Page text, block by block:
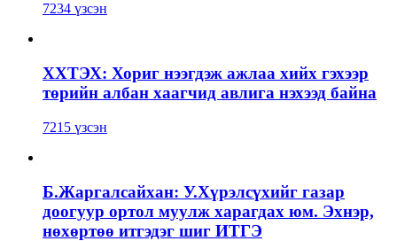
7234 үзсэн
ХХТЭХ: Хориг нээгдэж ажлаа хийх гэхээр
төрийн албан хаагчид авлига нэхээд байна
7215 үзсэн
Б.Жаргалсайхан: У.Хүрэлсүхийг газар
доогуур ортол муулж харагдах юм. Эхнэр,
нөхөртөө итгэдэг шиг ИТГЭ